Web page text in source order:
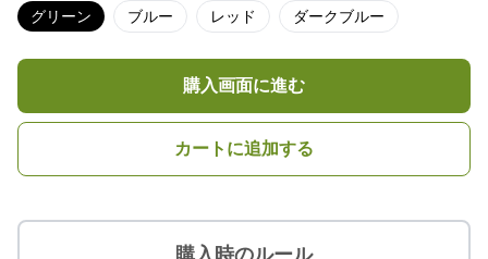
グリーン ブルー レッド ダークブルー
購入画面に進む
カートに追加する